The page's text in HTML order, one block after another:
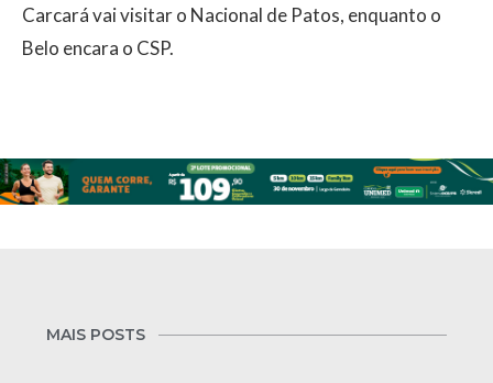
Carcará vai visitar o Nacional de Patos, enquanto o
Belo encara o CSP.
MAIS POSTS